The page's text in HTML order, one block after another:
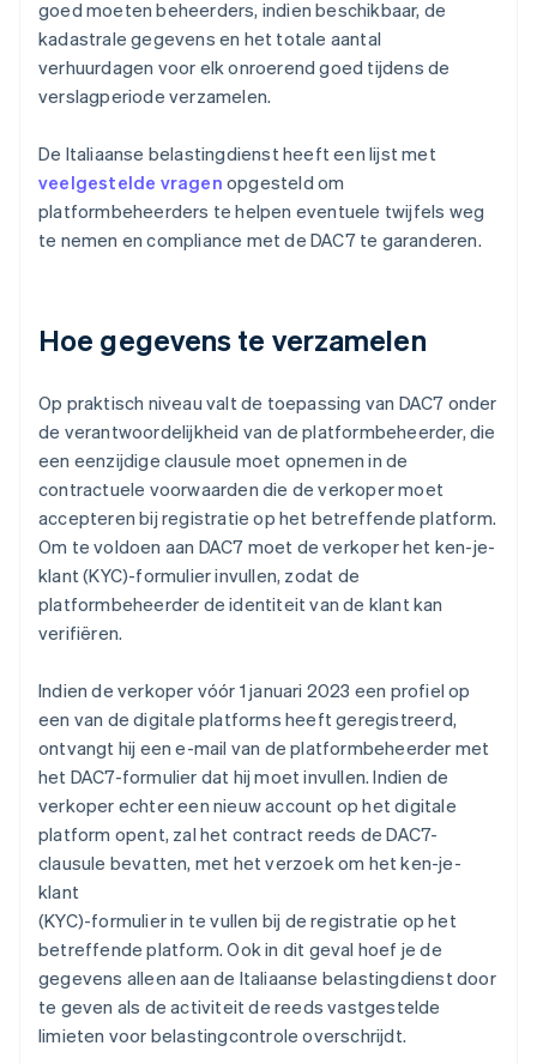
goed moeten beheerders, indien beschikbaar, de
kadastrale gegevens en het totale aantal
verhuurdagen voor elk onroerend goed tijdens de
verslagperiode verzamelen.
De Italiaanse belastingdienst heeft een lijst met
veelgestelde vragen opgesteld om
platformbeheerders te helpen eventuele twijfels weg
te nemen en compliance met de DAC7 te garanderen.
Hoe gegevens te verzamelen
Op praktisch niveau valt de toepassing van DAC7 onder
de verantwoordelijkheid van de platformbeheerder, die
een eenzijdige clausule moet opnemen in de
contractuele voorwaarden die de verkoper moet
accepteren bij registratie op het betreffende platform.
Om te voldoen aan DAC7 moet de verkoper het ken-je-
klant (KYC)-formulier invullen, zodat de
platformbeheerder de identiteit van de klant kan
verifiëren.
Indien de verkoper vóór 1 januari 2023 een profiel op
een van de digitale platforms heeft geregistreerd,
ontvangt hij een e-mail van de platformbeheerder met
het DAC7-formulier dat hij moet invullen. Indien de
verkoper echter een nieuw account op het digitale
platform opent, zal het contract reeds de DAC7-
clausule bevatten, met het verzoek om het ken-je-
klant
(KYC)-formulier in te vullen bij de registratie op het
betreffende platform. Ook in dit geval hoef je de
gegevens alleen aan de Italiaanse belastingdienst door
te geven als de activiteit de reeds vastgestelde
limieten voor belastingcontrole overschrijdt.